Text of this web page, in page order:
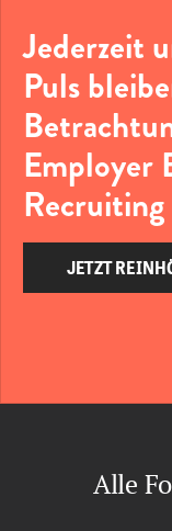
Jederzeit
Puls
Employer
JETZT
Alle